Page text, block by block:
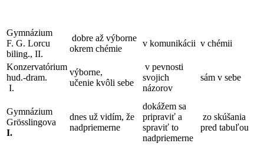
Gymnázium
F. G. Lorcu
biling., II.
dobre až výborne
okrem chémie
v komunikácii v chémii
Konzervatórium
hud.-dram.
I.
výborne,
učenie kvôli sebe
v pevnosti
svojich
názorov
sám v sebe
Gymnázium
Grösslingova
I.
dnes už vidím, že
nadpriemerne
dokážem sa
pripraviť a
spraviť to
nadpriemerne
zo skúšania
pred tabuľou